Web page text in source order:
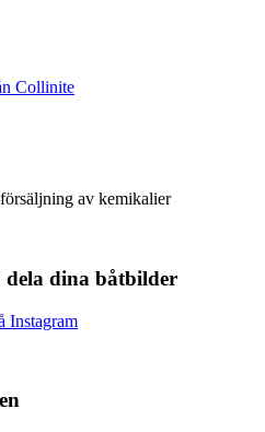
Collinite
av kemikalier
dina båtbilder